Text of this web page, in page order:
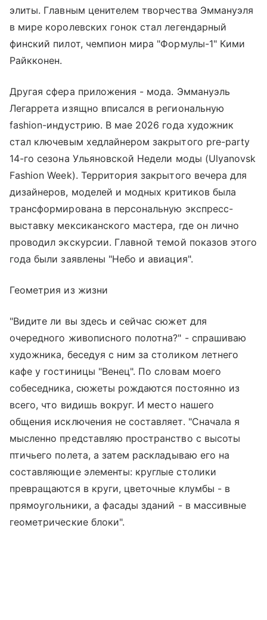
элиты. Главным ценителем творчества Эммануэля
в мире королевских гонок стал легендарный
финский пилот, чемпион мира "Формулы-1" Кими
Райкконен.
Другая сфера приложения - мода. Эммануэль
Легаррета изящно вписался в региональную
fashion-индустрию. В мае 2026 года художник
стал ключевым хедлайнером закрытого pre-party
14-го сезона Ульяновской Недели моды (Ulyanovsk
Fashion Week). Территория закрытого вечера для
дизайнеров, моделей и модных критиков была
трансформирована в персональную экспресс-
выставку мексиканского мастера, где он лично
проводил экскурсии. Главной темой показов этого
года были заявлены "Небо и авиация".
Геометрия из жизни
"Видите ли вы здесь и сейчас сюжет для
очередного живописного полотна?" - спрашиваю
художника, беседуя с ним за столиком летнего
кафе у гостиницы "Венец". По словам моего
собеседника, сюжеты рождаются постоянно из
всего, что видишь вокруг. И место нашего
общения исключения не составляет. "Сначала я
мысленно представляю пространство с высоты
птичьего полета, а затем раскладываю его на
составляющие элементы: круглые столики
превращаются в круги, цветочные клумбы - в
прямоугольники, а фасады зданий - в массивные
геометрические блоки".